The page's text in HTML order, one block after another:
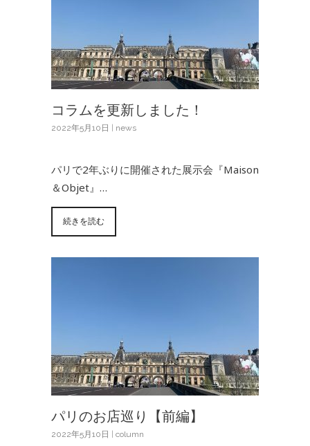
コラムを更新しました！
2022年5月10日 news
パリで2年ぶりに開催された展示会『Maison
＆Objet』…
続きを読む
パリのお店巡り【前編】
2022年5月10日 column